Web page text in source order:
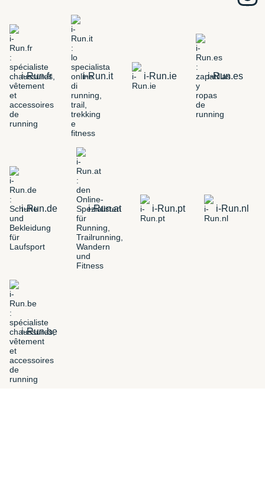
i-Run.fr i-Run.it i-Run.ie i-Run.es
i-Run.de i-Run.at i-Run.pt i-Run.nl
i-Run.be